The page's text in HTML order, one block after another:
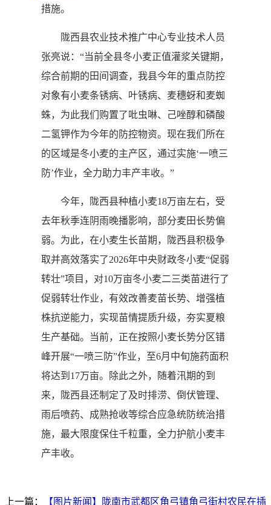
措施。
陇西县农业技术推广中心专业技术人员
张亮说：“当前全县冬小麦正值灌浆关键期，
综合前期的田间调查，我县今年的重点防控
对象有小麦条锈病、叶锈病、麦穗蚜和麦蜘
蛛，为此我们购置了吡虫啉、己唑醇和磷酸
二氢钾作为今年的防控物资。现在我们所在
的区域是冬小麦的主产区，通过实施‘一喷三
防’作业，全力助力丰产丰收。”
今年，陇西县种植小麦18万亩左右，受
去年秋季连阴雨晚播影响，部分麦田长势偏
弱。为此，在小麦生长苗期，陇西县积极争
取并高效落实了2026年中央财政冬小麦“促弱
转壮”项目，对10万亩冬小麦二三类苗进行了
促弱转壮作业，有效改善麦苗长势、增强植
株抗逆能力，实现苗情提质升级，夯实夏粮
生产基础。当前，正在按照小麦长势分区错
峰开展“一喷三防”作业，至6月中旬施药面积
将达到17万亩。除此之外，随着汛期的到
来，陇西县还制定了及时排涝、倒伏管理、
雨后喷药、成熟抢收等综合应急统防统治措
施，最大限度保住千粒重，全力护航小麦丰
产丰收。
上一篇： 【图片新闻】陇南市武都区角弓镇角弓街村农民在插